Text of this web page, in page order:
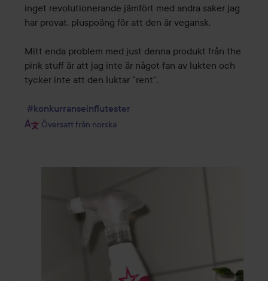
inget revolutionerande jämfört med andra saker jag
har provat, pluspoäng för att den är vegansk.
Mitt enda problem med just denna produkt från the
pink stuff är att jag inte är något fan av lukten och
tycker inte att den luktar "rent".
#konkurranseinflutester
Översatt från norska